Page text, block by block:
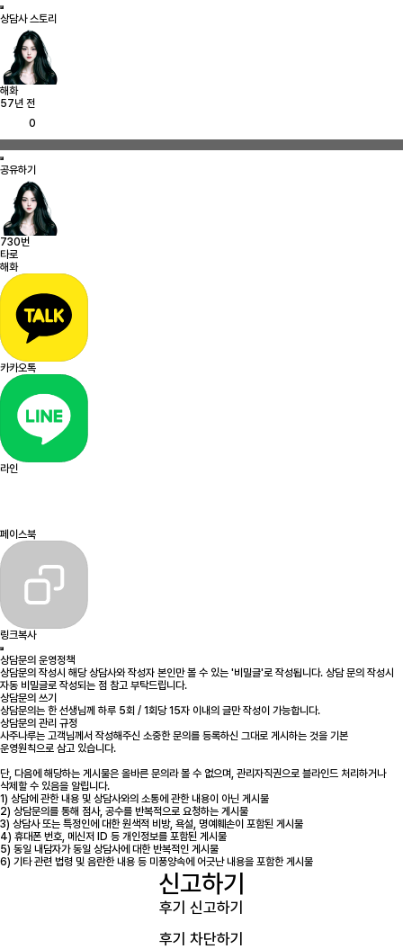
상담사 스토리
해화
57년 전
0
공유하기
730번
타로
해화
카카오톡
라인
페이스북
링크복사
상담문의 운영정책
상담문의 작성시 해당 상담사와 작성자 본인만 볼 수 있는 '비밀글'로 작성됩니다. 상담 문의 작성시
자동 비밀글로 작성되는 점 참고 부탁드립니다.
상담문의 쓰기
상담문의는 한 선생님께 하루 5회 / 1회당 15자 이내의 글만 작성이 가능합니다.
상담문의 관리 규정
사주나루는 고객님께서 작성해주신 소중한 문의를 등록하신 그대로 게시하는 것을 기본
운영원칙으로 삼고 있습니다.
단, 다음에 해당하는 게시물은 올바른 문의라 볼 수 없으며, 관리자직권으로 블라인드 처리하거나
삭제할 수 있음을 알립니다.
1) 상담에 관한 내용 및 상담사와의 소통에 관한 내용이 아닌 게시물
2) 상담문의를 통해 점사, 공수를 반복적으로 요청하는 게시물
3) 상담사 또는 특정인에 대한 원색적 비방, 욕설, 명예훼손이 포함된 게시물
4) 휴대폰 번호, 메신저 ID 등 개인정보를 포함된 게시물
5) 동일 내담자가 동일 상담사에 대한 반복적인 게시물
6) 기타 관련 법령 및 음란한 내용 등 미풍양속에 어긋난 내용을 포함한 게시물
신고하기
후기 신고하기
후기 차단하기